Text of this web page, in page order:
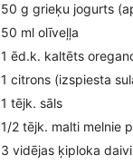
50 g grieķu jogurts
50 ml olīveļļa
1 ēd.k. kaltēts
1 citrons (izspiesta
1 tējk. sāls
1/2 tējk. malti melnie
3 vidējas ķiploka